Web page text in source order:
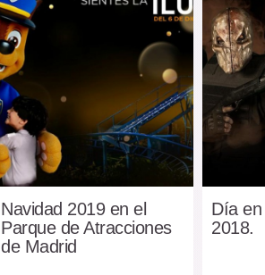
Navidad 2019 en el
Parque de Atracciones
de Madrid
Día en
2018.